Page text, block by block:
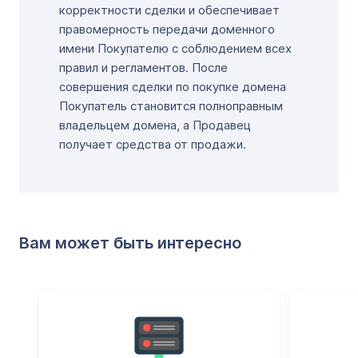
корректности сделки и обеспечивает
правомерность передачи доменного
имени Покупателю с соблюдением всех
правил и регламентов. После
совершения сделки по покупке домена
Покупатель становится полноправным
владельцем домена, а Продавец
получает средства от продажи.
Вам может быть интересно